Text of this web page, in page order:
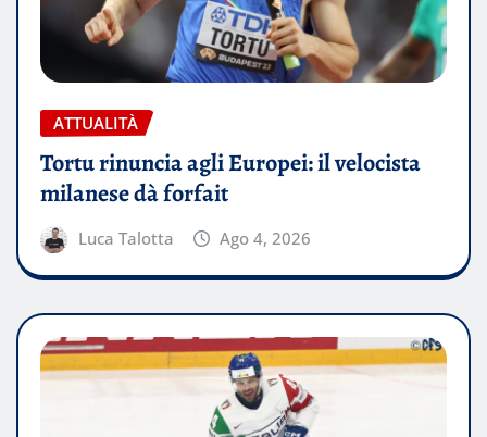
ATTUALITÀ
Tortu rinuncia agli Europei: il velocista
milanese dà forfait
Luca Talotta Ago 4, 2026